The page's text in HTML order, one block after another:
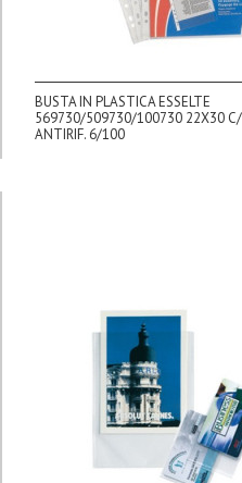
BUSTA IN PLASTICA ESSELTE
569730/509730/100730 22X30 C/
ANTIRIF. 6/100